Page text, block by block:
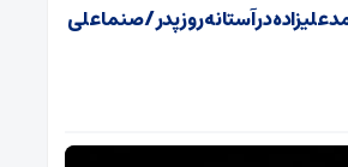
علیزاده در آستانه روز پدر / صنما علی